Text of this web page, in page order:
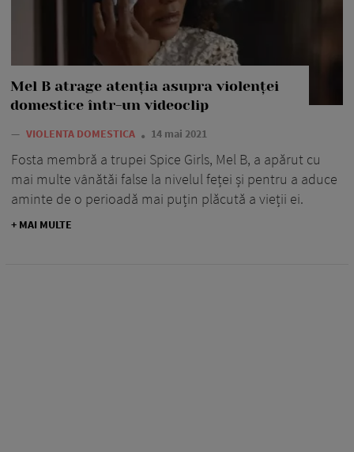
Mel B atrage atenția asupra violenței
domestice într-un videoclip
— VIOLENTA DOMESTICA 14 mai 2021
Fosta membră a trupei Spice Girls, Mel B, a apărut cu
mai multe vânătăi false la nivelul feței și pentru a aduce
aminte de o perioadă mai puțin plăcută a vieții ei.
+ MAI MULTE